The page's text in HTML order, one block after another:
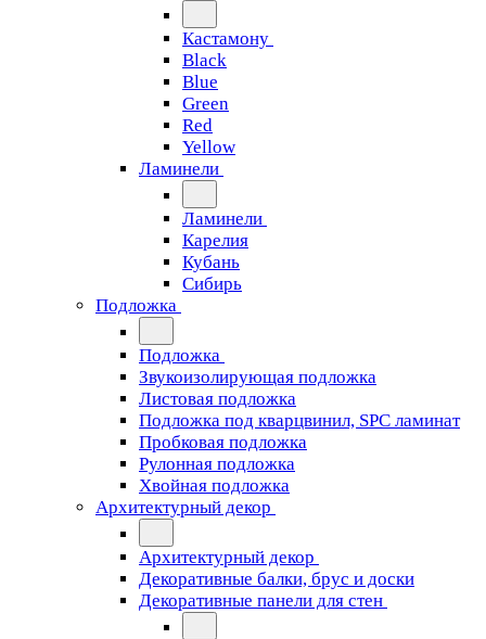
Кастамону
Black
Blue
Green
Red
Yellow
Ламинели
Ламинели
Карелия
Кубань
Сибирь
Подложка
Подложка
Звукоизолирующая подложка
Листовая подложка
Подложка под кварцвинил, SPC ламинат
Пробковая подложка
Рулонная подложка
Хвойная подложка
Архитектурный декор
Архитектурный декор
Декоративные балки, брус и доски
Декоративные панели для стен